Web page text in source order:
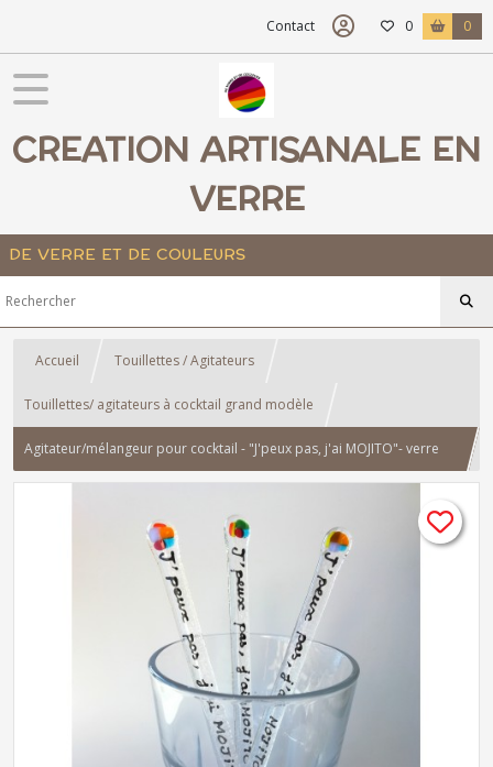
Contact 0 0
CREATION ARTISANALE EN
VERRE
DE VERRE ET DE COULEURS
Accueil Touillettes / Agitateurs
Touillettes/ agitateurs à cocktail grand modèle
Agitateur/mélangeur pour cocktail - "J'peux pas, j'ai MOJITO"- verre